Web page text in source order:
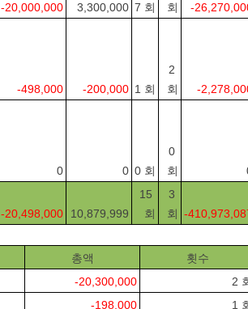
-20,000,000 3,300,000 7 회
회
-
-498,000 -200,000 1 회
2
회
-
0 0 0 회
0
회
-20,498,000 10,879,999
15
회
3
회 -
총액
횟수
-20,300,000
2
-198,000
1